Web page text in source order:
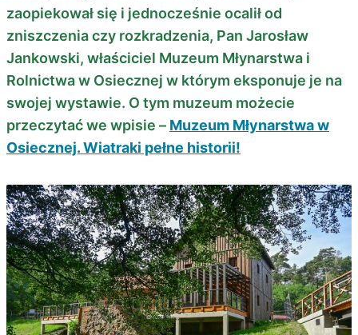
zaopiekował się i jednocześnie ocalił od
zniszczenia czy rozkradzenia, Pan Jarosław
Jankowski, właściciel Muzeum Młynarstwa i
Rolnictwa w Osiecznej w którym eksponuje je na
swojej wystawie. O tym muzeum możecie
przeczytać we wpisie – Muzeum Młynarstwa w
Osiecznej. Wiatraki pełne historii!